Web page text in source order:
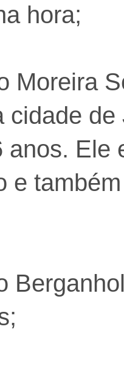
hora;
Moreira
cidade
anos. Ele
e